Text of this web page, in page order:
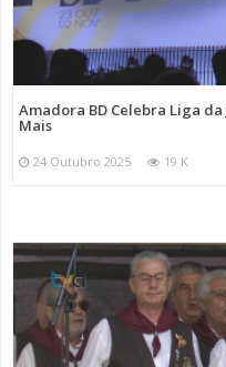
Amadora BD Celebra Liga
Mais
24 Outubro 2025 19 K